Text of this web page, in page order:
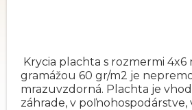
Krycia plachta s rozmermi 4x6
gramážou 60 gr/m2 je
mrazuvzdorná. Plachta je
záhrade, v poľnohospodárstve,